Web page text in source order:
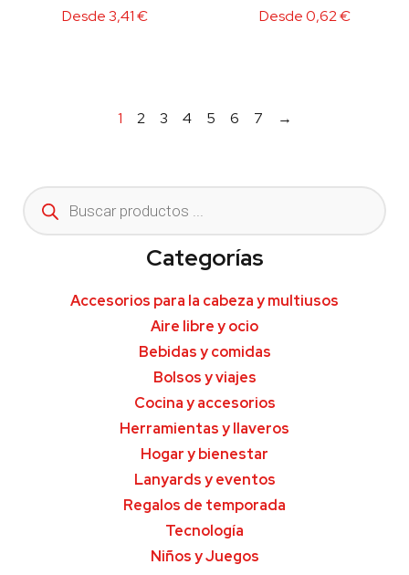
Desde3,41€
Desde0,62€
1 2 3 4 5 6 7 →
Categorías
Accesorios para la cabeza y multiusos
Aire libre y ocio
Bebidas y comidas
Bolsos y viajes
Cocina y accesorios
Herramientas y llaveros
Hogar y bienestar
Lanyards y eventos
Regalos de temporada
Tecnología
Niños y Juegos